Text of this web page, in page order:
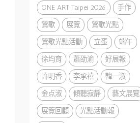
ONE ART Taipei 2026
手作
鶯歌
展覽
鶯歌光點
鶯歌光點活動
立蛋
端午
徐均育
蕭劭渝
好展報
許明香
李承禧
韓一淑
金点淑
傾聽寂靜
藝文展覽
展覽回顧
光點活動報